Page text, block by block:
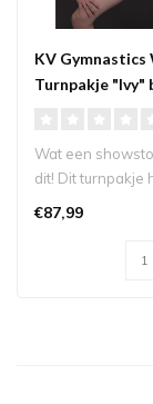
KV Gymnastics
Turnpakje "Ivy"
Wat een
dit! Dit turnpakje
€87,99